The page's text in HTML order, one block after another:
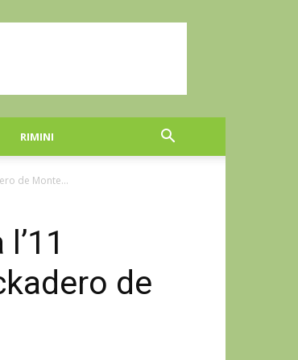
RIMINI
de Monte...
de